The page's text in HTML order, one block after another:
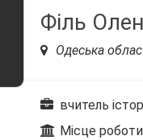
Філь
Одеська
вчитель
Місце